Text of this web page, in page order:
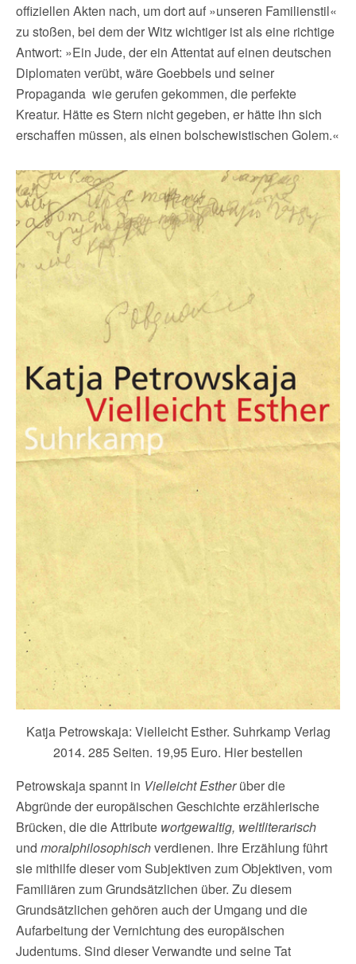
offiziellen Akten nach, um dort auf »unseren Familienstil«
zu stoßen, bei dem der Witz wichtiger ist als eine richtige
Antwort: »Ein Jude, der ein Attentat auf einen deutschen
Diplomaten verübt, wäre Goebbels und seiner
Propaganda wie gerufen gekommen, die perfekte
Kreatur. Hätte es Stern nicht gegeben, er hätte ihn sich
erschaffen müssen, als einen bolschewistischen Golem.«
Katja Petrowskaja: Vielleicht Esther. Suhrkamp Verlag
2014. 285 Seiten. 19,95 Euro. Hier bestellen
Petrowskaja spannt in Vielleicht Estherüber die
Abgründe der europäischen Geschichte erzählerische
Brücken, die die Attribute wortgewaltig, weltliterarisch
und moralphilosophischverdienen. Ihre Erzählung führt
sie mithilfe dieser vom Subjektiven zum Objektiven, vom
Familiären zum Grundsätzlichen über. Zu diesem
Grundsätzlichen gehören auch der Umgang und die
Aufarbeitung der Vernichtung des europäischen
Judentums. Sind dieser Verwandte und seine Tat